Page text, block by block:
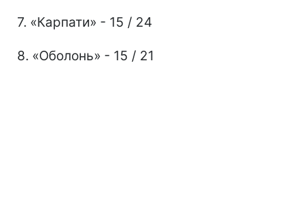
7. «Карпати» - 15 / 24
8. «Оболонь» - 15 / 21